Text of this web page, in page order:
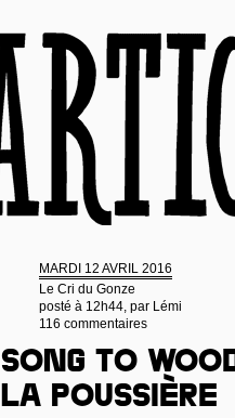
MARDI 12 AVRIL 2016
Le Cri du Gonze
posté à 12h44, par Lémi
116 commentaires
Song to
la poussière